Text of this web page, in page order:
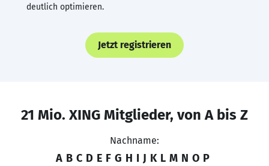
deutlich optimieren.
Jetzt registrieren
21 Mio. XING Mitglieder, von A bis Z
Nachname:
A B C D E F G H I J K L M N O P